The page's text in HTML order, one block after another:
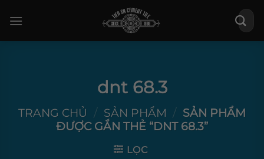
qua
Tìm
kiếm:
dnt 68.3
TRANG CHỦ / SẢN PHẨM / SẢN PHẨM
ĐƯỢC GẮN THẺ “DNT 68.3”
LỌC